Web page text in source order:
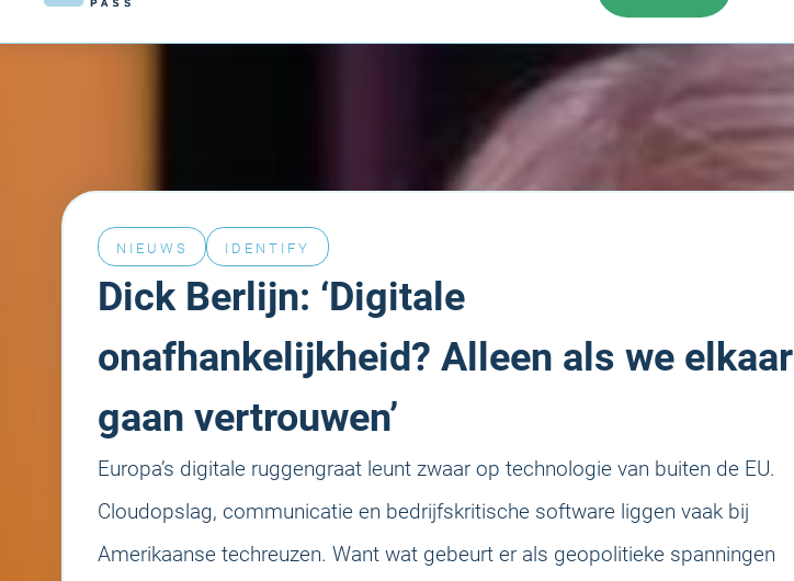
NIEUWS IDENTIFY
Dick Berlijn: ‘Digitale
onafhankelijkheid? Alleen als we elkaar
gaan vertrouwen’
Europa’s digitale ruggengraat leunt zwaar op technologie van buiten de EU.
Cloudopslag, communicatie en bedrijfskritische software liggen vaak bij
Amerikaanse techreuzen. Want wat gebeurt er als geopolitieke spanningen